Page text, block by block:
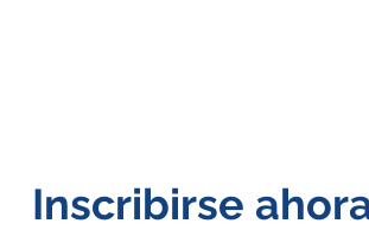
Inscribirse